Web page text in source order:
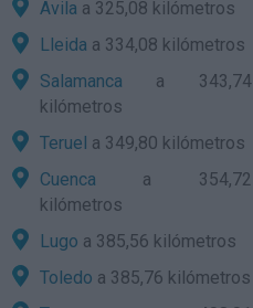
Avila a 325,08 kilómetros
Lleida a 334,08 kilómetros
Salamanca a 343,74
kilómetros
Teruel a 349,80 kilómetros
Cuenca a 354,72
kilómetros
Lugo a 385,56 kilómetros
Toledo a 385,76 kilómetros